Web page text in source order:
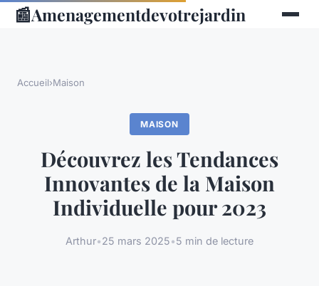
📰Amenagementdevotrejardin
Accueil›Maison
MAISON
Découvrez les Tendances
Innovantes de la Maison
Individuelle pour 2023
Arthur•25 mars 2025•5 min de lecture